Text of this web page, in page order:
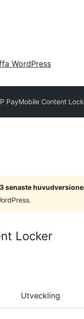
WordPress
PayMobile Content
senaste
Locker
Utveckling